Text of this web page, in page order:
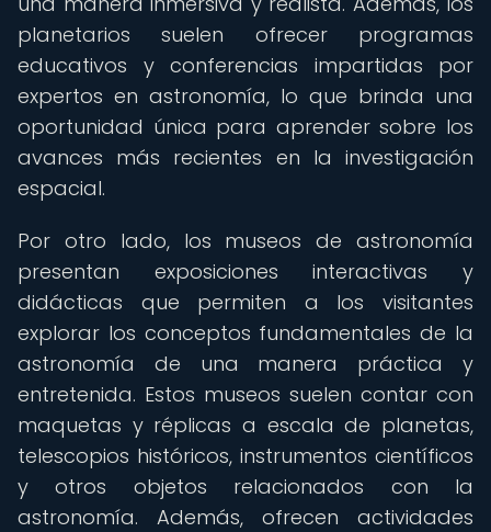
planetarios suelen ofrecer programas
educativos y conferencias impartidas por
expertos en astronomía, lo que brinda una
oportunidad única para aprender sobre los
avances más recientes en la investigación
espacial.
Por otro lado, los museos de astronomía
presentan exposiciones interactivas y
didácticas que permiten a los visitantes
explorar los conceptos fundamentales de la
astronomía de una manera práctica y
entretenida. Estos museos suelen contar con
maquetas y réplicas a escala de planetas,
telescopios históricos, instrumentos científicos
y otros objetos relacionados con la
astronomía. Además, ofrecen actividades